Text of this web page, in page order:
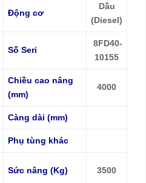
Động cơ
Dầu
(Diesel)
Số Seri
8FD40-
10155
Chiều cao nâng
(mm)
4000
Càng dài (mm)
Phụ tùng khác
Sức nâng (Kg) 3500